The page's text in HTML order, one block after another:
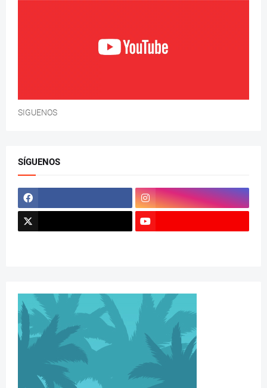
SIGUENOS
SÍGUENOS